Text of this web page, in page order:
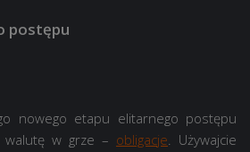
postępu
nowego etapu elitarnego postępu
walutę w grze – obligacje . Używajcie